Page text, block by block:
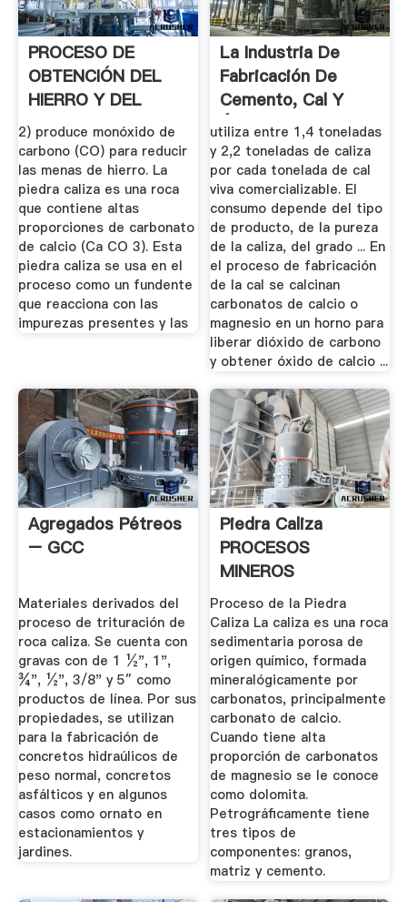
PROCESO DE
OBTENCIÓN DEL
HIERRO Y DEL
ACERO 1
2) produce monóxido de
carbono (CO) para reducir
las menas de hierro. La
piedra caliza es una roca
que contiene altas
proporciones de carbonato
de calcio (Ca CO 3). Esta
piedra caliza se usa en el
proceso como un fundente
que reacciona con las
impurezas presentes y las
La Industria De
Fabricación De
Cemento, Cal Y
Óxido De ...
utiliza entre 1,4 toneladas
y 2,2 toneladas de caliza
por cada tonelada de cal
viva comercializable. El
consumo depende del tipo
de producto, de la pureza
de la caliza, del grado ... En
el proceso de fabricación
de la cal se calcinan
carbonatos de calcio o
magnesio en un horno para
liberar dióxido de carbono
y obtener óxido de calcio ...
Agregados Pétreos
– GCC
Materiales derivados del
proceso de trituración de
roca caliza. Se cuenta con
gravas con de 1 ½", 1",
¾", ½", 3/8" y 5″ como
productos de línea. Por sus
propiedades, se utilizan
para la fabricación de
concretos hidraúlicos de
peso normal, concretos
asfálticos y en algunos
casos como ornato en
estacionamientos y
jardines.
Piedra Caliza
PROCESOS
MINEROS
Proceso de la Piedra
Caliza La caliza es una roca
sedimentaria porosa de
origen químico, formada
mineralógicamente por
carbonatos, principalmente
carbonato de calcio.
Cuando tiene alta
proporción de carbonatos
de magnesio se le conoce
como dolomita.
Petrográficamente tiene
tres tipos de
componentes: granos,
matriz y cemento.